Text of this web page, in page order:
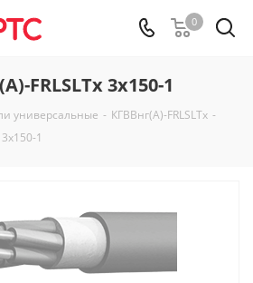
0
FRLSLTx 3х150-1
универсальные - КГВВнг(А)-FRLSLTx -
1